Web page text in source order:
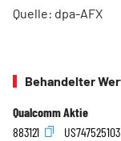
Quelle: dpa-AFX
Behandelter
Qualcomm Aktie
883121